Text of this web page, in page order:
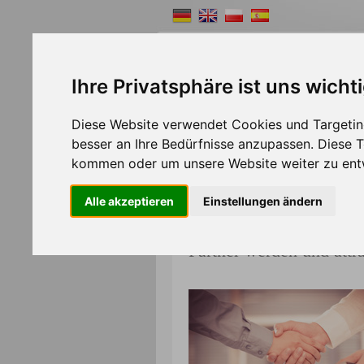
Ihre Privatsphäre ist uns
Diese Website verwendet Cookies und
besser an Ihre Bedürfnisse anzupassen. Diese
kommen oder um unsere Website weiter zu
Alle akzeptieren Einstellungen ändern
Shopsystem
Home >> Partner
Partner werden und